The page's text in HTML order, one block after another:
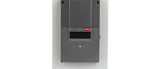
Под заказ